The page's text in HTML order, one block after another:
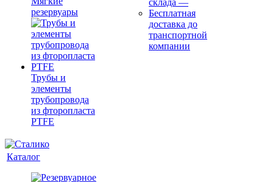
резервуары
Трубы и
элементы
трубопровода
из фторопласта
PTFE
склада —
Бесплатная
доставка до
транспортной
компании
Каталог